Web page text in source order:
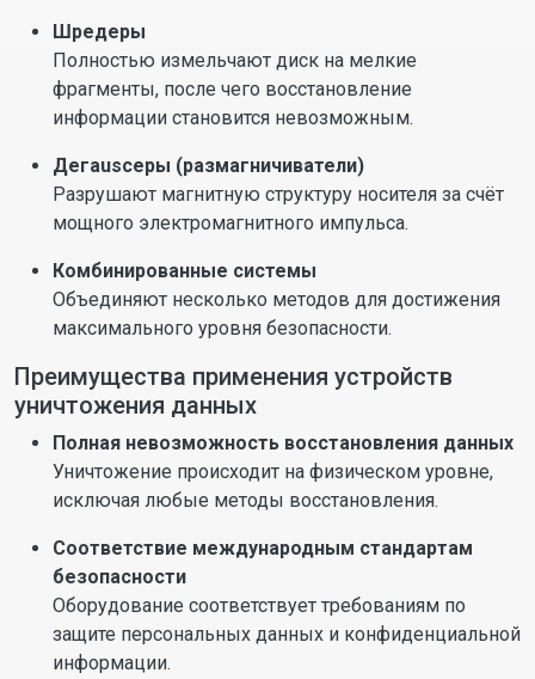
Шредеры
Полностью измельчают диск на мелкие
фрагменты, после чего восстановление
информации становится невозможным.
Дегausсеры (размагничиватели)
Разрушают магнитную структуру носителя за счёт
мощного электромагнитного импульса.
Комбинированные системы
Объединяют несколько методов для достижения
максимального уровня безопасности.
Преимущества применения устройств
уничтожения данных
Полная невозможность восстановления данных
Уничтожение происходит на физическом уровне,
исключая любые методы восстановления.
Соответствие международным стандартам
безопасности
Оборудование соответствует требованиям по
защите персональных данных и конфиденциальной
информации.